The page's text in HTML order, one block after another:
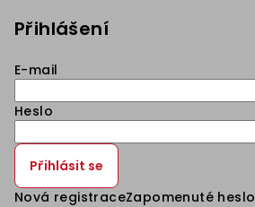
Přihlášení
E-mail
Heslo
Přihlásit se
Nová registraceZapomenuté heslo